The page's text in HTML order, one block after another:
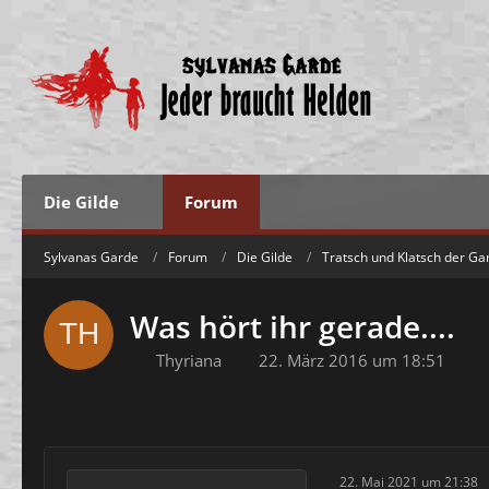
Die Gilde Forum
Sylvanas Garde Forum Die Gilde Tratsch und Klatsch der
Was hört ihr gerade....
Thyriana 22. März 2016 um 18:51
22. Mai 2021 um 21:38